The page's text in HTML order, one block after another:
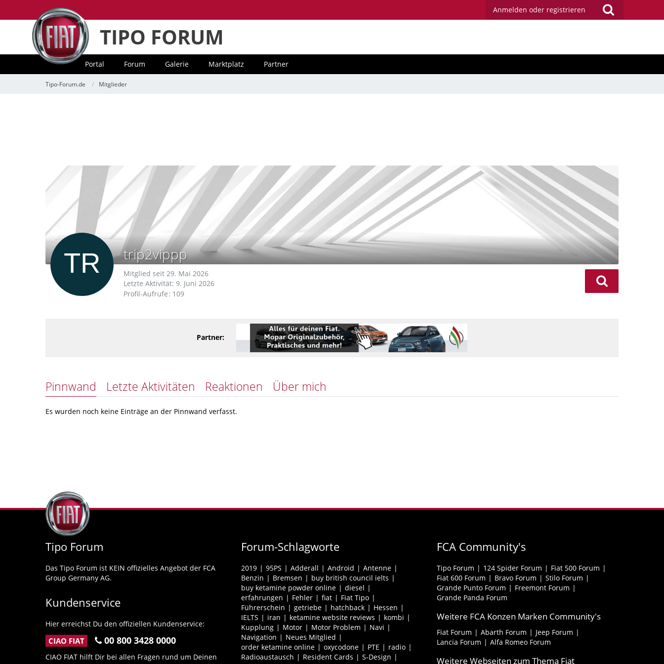
Anmelden oder registrieren
TIPO FORUM
Portal Forum Galerie Marktplatz Partner
Tipo-Forum.de Mitglieder
trip2vippp
Mitglied seit 29. Mai 2026
Letzte Aktivität: 9. Juni 2026
Profil-Aufrufe 109
Partner:
Pinnwand Letzte Aktivitäten Reaktionen Über mich
Es wurden noch keine Einträge an der Pinnwand verfasst.
Tipo Forum
Das Tipo Forum ist KEIN offizielles Angebot der FCA
Group Germany AG.
Kundenservice
Hier erreichst Du den offiziellen Kundenservice:
CIAO FIAT 00 800 3428 0000
CIAO FIAT hilft Dir bei allen Fragen rund um Deinen
Forum-Schlagworte
2019 95PS Adderall Android
Antenne
Benzin
Bremsen
buy british council ielts
buy ketamine powder online
diesel
erfahrungen
Fehler fiat
Fiat Tipo
Führerschein
getriebe hatchback
Hessen
IELTS
iran ketamine website reviews
kombi
Kupplung
Motor Motor Problem
Navi
Navigation
Neues Mitglied
order ketamine online
oxycodone PTE
radio
Radioaustausch
Resident Cards
S-Design
FCA Community's
Tipo Forum 124 Spider Forum
Fiat 500 Forum
Fiat 600 Forum
Bravo Forum
Stilo Forum
Grande Punto Forum
Freemont Forum
Grande Panda Forum
Weitere FCA Konzen Marken Community's
Fiat Forum Abarth Forum
Jeep Forum
Lancia Forum
Alfa Romeo Forum
Weitere Webseiten zum Thema Fiat